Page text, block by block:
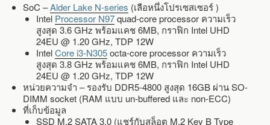
SoC –Alder Lake N-series (เลือหนึ่งโปรเซสเซอร์ )
Intel Processor N97quad-core processor ความเร็ว
สูงสุด 3.6 GHz พร้อมแคช 6MB, กราฟิก Intel UHD
24EU @ 1.20 GHz, TDP 12W
IntelCore i3-N305octa-core processor ความเร็ว
สูงสุด 3.8 GHz พร้อมแคช 6MB, กราฟิก Intel UHD
24EU @ 1.20 GHz, TDP 12W
หน่วยความจำ – รองรับ DDR5-4800 สูงสุด 16GB ผ่าน SO-
DIMM socket (RAM แบบ un-buffered และ non-ECC)
ที่เก็บข้อมูล
SSD M.2 SATA 3.0 (แชร์กับสล็อต M.2 Key B Type